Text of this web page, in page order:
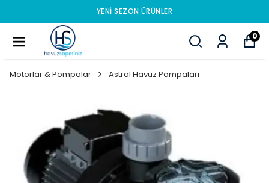
YENI SEZON ÜRÜNLER
0
Motorlar & Pompalar Astral Havuz Pompaları